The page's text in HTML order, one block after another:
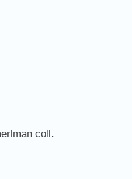
coll.